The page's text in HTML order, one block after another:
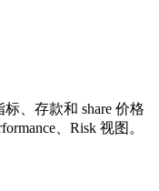
、存款和 share 价格
、Risk 视图。